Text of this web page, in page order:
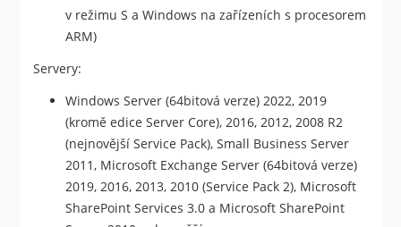
v režimu S a Windows na zařízeních s procesorem
ARM)
Servery:
Windows Server (64bitová verze) 2022, 2019
(kromě edice Server Core), 2016, 2012, 2008 R2
(nejnovější Service Pack), Small Business Server
2011, Microsoft Exchange Server (64bitová verze)
2019, 2016, 2013, 2010 (Service Pack 2), Microsoft
SharePoint Services 3.0 a Microsoft SharePoint